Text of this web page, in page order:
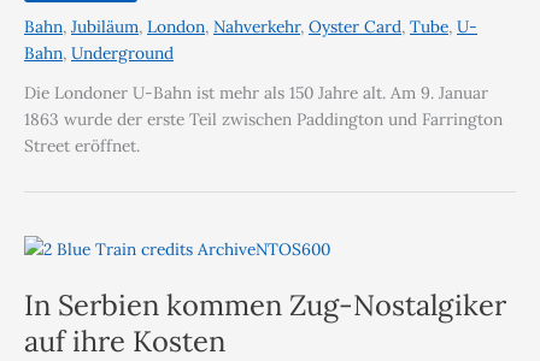
Bahn, Jubiläum, London, Nahverkehr, Oyster Card, Tube, U-
Bahn, Underground
Die Londoner U-Bahn ist mehr als 150 Jahre alt. Am 9. Januar
1863 wurde der erste Teil zwischen Paddington und Farrington
Street eröffnet.
In Serbien kommen Zug-Nostalgiker
auf ihre Kosten